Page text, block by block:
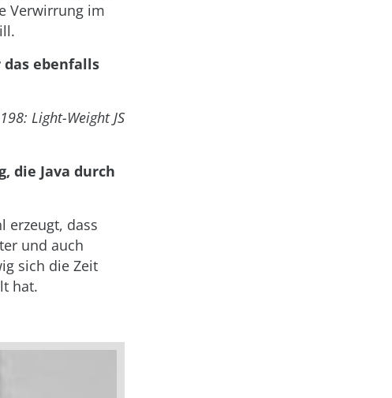
Verwirrung im
das ebenfalls
198: Light-Weight JS
die Java durch
erzeugt, dass
und auch
sich die Zeit
hat.